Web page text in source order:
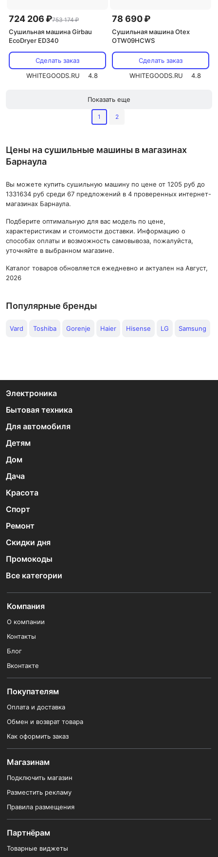
724 206 ₽753 174 ₽
Сушильная машина Girbau
EcoDryer ED340
Сделать заказ
WHITEGOODS.RU
4.8
78 690 ₽
Сушильная машина Otex
OTW09HCWS
Сделать заказ
WHITEGOODS.RU
4.8
Показать еще
1 2
Цены на сушильные машины в магазинах
Барнаула
Вы можете купить сушильную машину по цене от 1205 руб до
1331634 руб среди 67 предложений в 4 проверенных интернет-
магазинах Барнаула.
Подберите оптимальную для вас модель по цене,
характеристикам и стоимости доставки. Информацию о
способах оплаты и возможность самовывоза, пожалуйста,
уточняйте в выбранном магазине.
Каталог товаров обновляется ежедневно и актуален на Август,
2026
Популярные бренды
Vard Toshiba Gorenje Haier Hisense LG Samsung
Электроника
Бытовая техника
Для автомобиля
Детям
Дом
Дача
Красота
Спорт
Ремонт
Скидки дня
Промокоды
Все категории
Компания
О компании
Контакты
Блог
Вконтакте
Покупателям
Оплата и доставка
Обмен и возврат товара
Как оформить заказ
Магазинам
Подключить магазин
Разместить рекламу
Правила размещения
Партнёрам
Товарные виджеты